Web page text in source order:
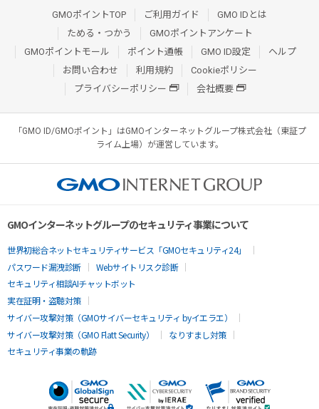
GMOポイントTOP ご利用ガイド
GMO IDとは
ためる・つかう
GMOポイントアンケート
GMOポイントモール
ポイント通帳 GMO ID設定
ヘルプ
お問い合わせ
利用規約
Cookieポリシー
プライバシーポリシー
会社概要
「GMO ID/GMOポイント」はGMOインターネットグループ株式会社（東証プ
ライム上場）が運営しています。
GMOインターネットグループのセキュリティ事業について
世界初総合ネットセキュリティサービス「GMOセキュリティ24」
パスワード漏洩診断
Webサイトリスク診断
セキュリティ相談AIチャットボット
実在証明・盗聴対策
サイバー攻撃対策（GMOサイバーセキュリティ byイエラエ）
サイバー攻撃対策（GMO Flatt Security）
なりすまし対策
セキュリティ事業の軌跡